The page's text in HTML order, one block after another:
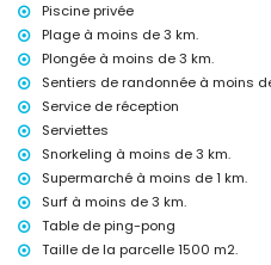
Activités de divertissement et de
Jávea, Costa Blanca
cinéma, théâtre, discothèque,
moins de 5 kilomètres de la
Sites et culture à Jávea, Costa
musée (Histórico de Jávea),
ruine (Molinos de viento, Jávea),
bâtiment architectural (Histórico
(Histórico de Jávea) (à moins de
château (Castillo de Dénia et
l'hébergement)
Piscine privée
Plage à moins de 3 km.
Plongée à moins de 3 km.
Sentiers de randonnée à moins
Service de réception
Serviettes
Snorkeling à moins de 3 km.
Supermarché à moins de 1 km.
Surf à moins de 3 km.
Table de ping-pong
Taille de la parcelle 1500 m2.